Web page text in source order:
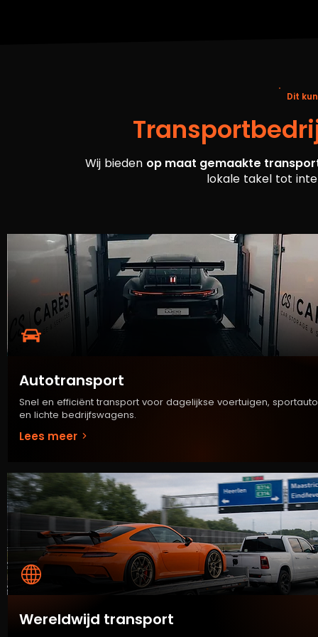
Dit
Wij bieden op maat gemaakte
lokale takel tot
Autotransport
Snel en efficiënt transport voor dagelijkse voertuigen,
en lichte bedrijfswagens.
Lees meer
Wereldwijd transport